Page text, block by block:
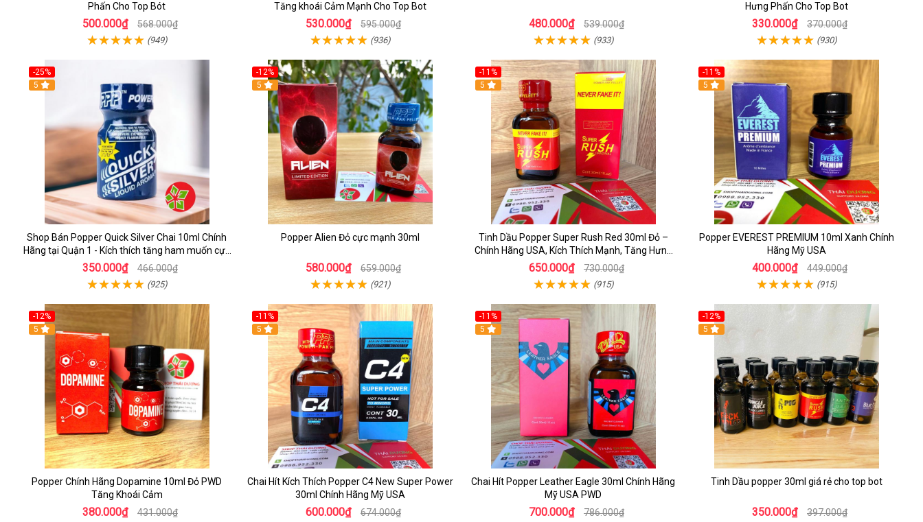
Phấn Cho Top Bót
500.000₫ 568.000₫
(949)
Tăng khoái Cảm Mạnh Cho Top Bot
530.000₫ 595.000₫
(936)
480.000₫ 539.000₫
(933)
Hưng Phấn Cho Top Bot
330.000₫ 370.000₫
(930)
-25%
5
Shop Bán Popper Quick Silver Chai 10ml Chính
Hãng tại Quận 1 - Kích thích tăng ham muốn cực
mạnh
350.000₫ 466.000₫
(925)
-12%
5
Popper Alien Đỏ cực mạnh 30ml
580.000₫ 659.000₫
(921)
-11%
5
Tinh Dầu Popper Super Rush Red 30ml Đỏ –
Chính Hãng USA, Kích Thích Mạnh, Tăng Hưng
Phấn
650.000₫ 730.000₫
(915)
-11%
5
Popper EVEREST PREMIUM 10ml Xanh Chính
Hãng Mỹ USA
400.000₫ 449.000₫
(915)
-12%
5
Popper Chính Hãng Dopamine 10ml Đỏ PWD
Tăng Khoái Cảm
380.000₫ 431.000₫
-11%
5
Chai Hít Kích Thích Popper C4 New Super Power
30ml Chính Hãng Mỹ USA
600.000₫ 674.000₫
-11%
5
Chai Hít Popper Leather Eagle 30ml Chính Hãng
Mỹ USA PWD
700.000₫ 786.000₫
-12%
5
Tinh Dầu popper 30ml giá rẻ cho top bot
350.000₫ 397.000₫